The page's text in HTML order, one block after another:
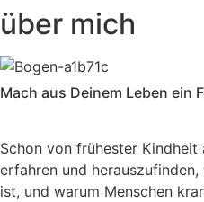
über mich
Mach aus Deinem Leben ein
Schon von frühester
erfahren und
ist, und warum Menschen